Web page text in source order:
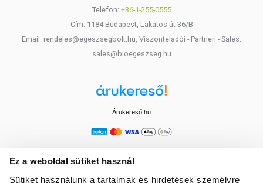
Ez a weboldal sütiket használ
Sütiket használunk a tartalmak és hirdetések személyre
Telefon: +36-1-255-0555
Cím: 1184 Budapest, Lakatos út 36/B
Email: rendeles@egeszsegbolt.hu, Viszonteladói - Partneri - Sales:
sales@bioegeszseg.hu
Árukereső.hu